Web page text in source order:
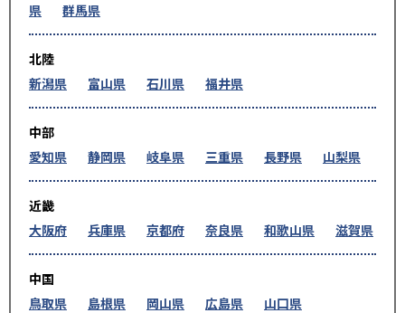
県
群馬県
北陸
新潟県
富山県 石川県 福井県
中部
愛知県
静岡県 岐阜県 三重県 長野県 山梨県
近畿
大阪府
兵庫県 京都府 奈良県 和歌山県 滋賀県
中国
鳥取県
島根県 岡山県 広島県 山口県